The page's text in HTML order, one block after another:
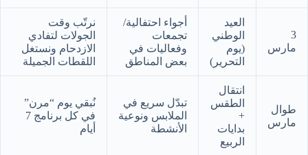
3
مارس
العيد
الوطني
(يوم
التحرير)
أجواء احتفالية/
تجمعات
وفعاليات في
بعض المناطق
نرتّب وقت
الجولات لتفادي
الازدحام ونستغل
اللقطات الجميلة
طوال
مارس
انتقال
الطقس
+
بدايات
الربيع
تبدّل سريع في
الملابس ونوعية
الأنشطة
نُبقي يوم “مرن”
في كل برنامج 7
أيام